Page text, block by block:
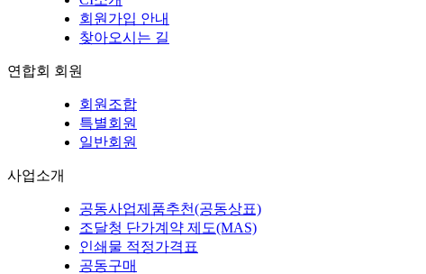
회원가입 안내
찾아오시는 길
연합회 회원
회원조합
특별회원
일반회원
사업소개
공동사업제품추천(공동상표)
조달청 단가계약 제도(MAS)
인쇄물 적정가격표
공동구매